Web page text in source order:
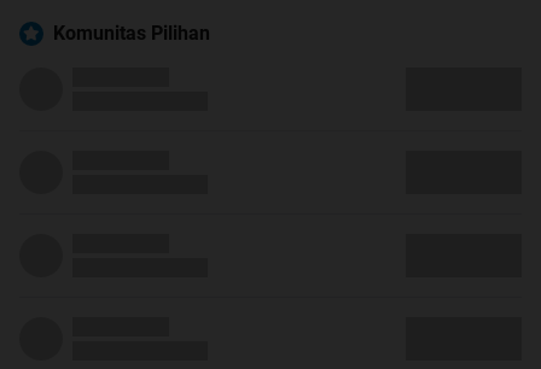
Komunitas Pilihan